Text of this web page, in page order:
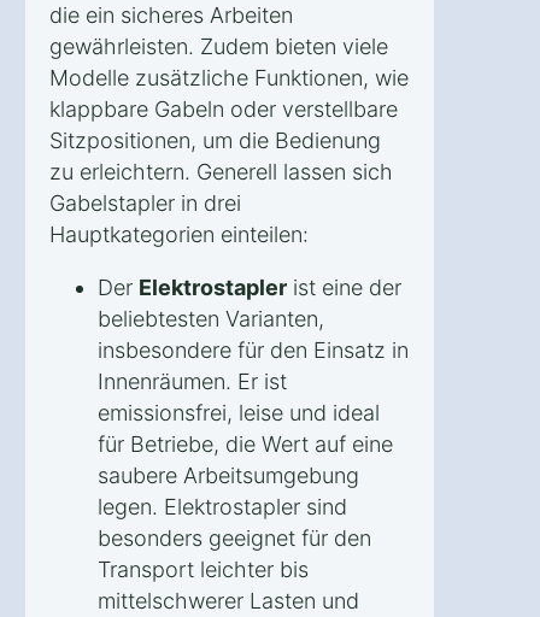
die ein sicheres Arbeiten
gewährleisten. Zudem bieten viele
Modelle zusätzliche Funktionen, wie
klappbare Gabeln oder verstellbare
Sitzpositionen, um die Bedienung
zu erleichtern. Generell lassen sich
Gabelstapler in drei
Hauptkategorien einteilen:
Der Elektrostapler ist eine der
beliebtesten Varianten,
insbesondere für den Einsatz in
Innenräumen. Er ist
emissionsfrei, leise und ideal
für Betriebe, die Wert auf eine
saubere Arbeitsumgebung
legen. Elektrostapler sind
besonders geeignet für den
Transport leichter bis
mittelschwerer Lasten und